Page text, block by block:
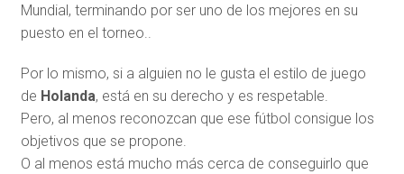
Mundial, terminando por ser uno de los mejores en su
puesto en el torneo..
Por lo mismo, si a alguien no le gusta el estilo de juego
de Holanda, está en su derecho y es respetable.
Pero, al menos reconozcan que ese fútbol consigue los
objetivos que se propone.
O al menos está mucho más cerca de conseguirlo que